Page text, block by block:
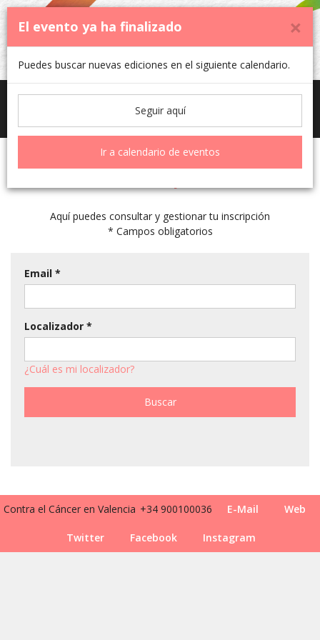
Picassent Contra el Cáncer 2023
Aquí puedes consultar y gestionar tu inscripción
* Campos obligatorios
Email *
Localizador *
¿Cuál es mi localizador?
Contra el Cáncer en Valencia +34 900100036 E-Mail Web
Twitter Facebook Instagram
×
El evento ya ha finalizado
Puedes buscar nuevas ediciones en el siguiente calendario.
Seguir aquí
Ir a calendario de eventos